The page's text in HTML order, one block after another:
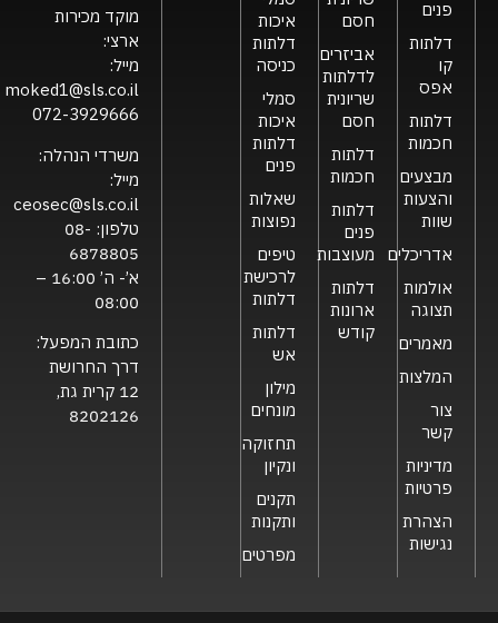
פנים
דלתות
קו
אפס
דלתות
חכמות
מבצעים
והצעות
שוות
אדריכלים
אולמות
תצוגה
מאמרים
המלצות
צור
קשר
מדיניות
פרטיות
הצהרת
נגישות
חסם
אביזרים
לדלתות
שריונית
חסם
דלתות
חכמות
דלתות
פנים
מעוצבות
דלתות
ארונות
קודש
איכות
דלתות
כניסה
סמלי
איכות
דלתות
פנים
שאלות
נפוצות
טיפים
לרכישת
דלתות
דלתות
אש
מילון
מונחים
תחזוקה
ונקיון
תקנים
ותקנות
מפרטים
מוקד מכירות
ארצי:
מייל:
moked1@sls.co.il
072-3929666
משרדי הנהלה:
מייל:
ceosec@sls.co.il
טלפון: 08-
6878805
א’- ה’ 16:00 –
08:00
כתובת המפעל:
דרך החרושת
12 קרית גת,
8202126